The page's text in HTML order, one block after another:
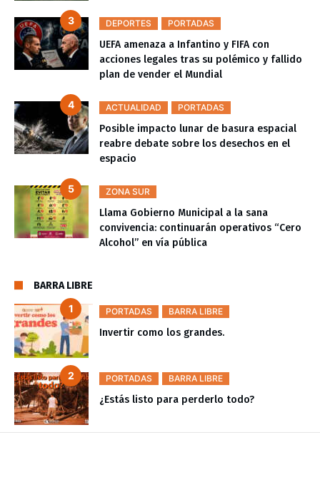
DEPORTES PORTADAS
UEFA amenaza a Infantino y FIFA con
acciones legales tras su polémico y fallido
plan de vender el Mundial
ACTUALIDAD PORTADAS
Posible impacto lunar de basura espacial
reabre debate sobre los desechos en el
espacio
ZONA SUR
Llama Gobierno Municipal a la sana
convivencia: continuarán operativos “Cero
Alcohol” en vía pública
BARRA LIBRE
PORTADAS BARRA LIBRE
Invertir como los grandes.
PORTADAS BARRA LIBRE
¿Estás listo para perderlo todo?